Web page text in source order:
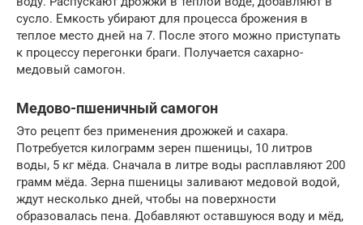
сусло. Емкость убирают для процесса брожения в
теплое место дней на 7. После этого можно приступать
к процессу перегонки браги. Получается сахарно-
медовый самогон.
Медово-пшеничный самогон
Это рецепт без применения дрожжей и сахара.
Потребуется килограмм зерен пшеницы, 10 литров
воды, 5 кг мёда. Сначала в литре воды расплавляют 200
грамм мёда. Зерна пшеницы заливают медовой водой,
ждут несколько дней, чтобы на поверхности
образовалась пена. Добавляют оставшуюся воду и мёд,